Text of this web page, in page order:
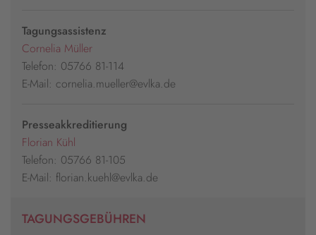
Tagungsassistenz
Cornelia Müller
Telefon: 05766 81-114
E-Mail: cornelia.mueller@evlka.de
Presseakkreditierung
Florian Kühl
Telefon: 05766 81-105
E-Mail: florian.kuehl@evlka.de
TAGUNGSGEBÜHREN